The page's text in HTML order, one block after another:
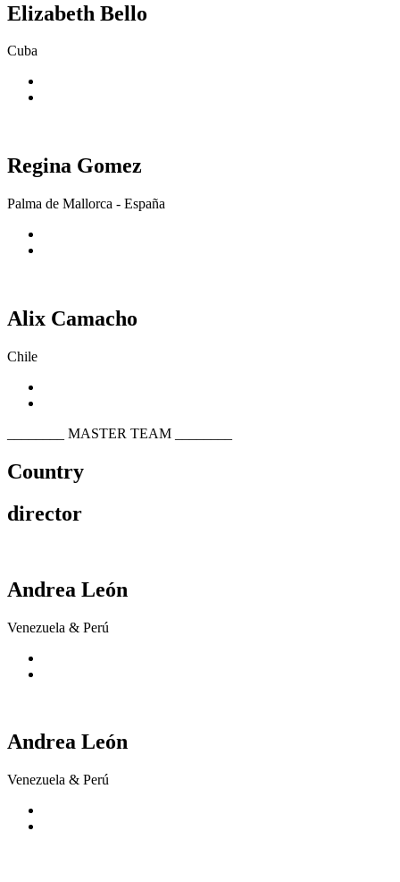
Elizabeth Bello
Cuba
Regina Gomez
Palma de Mallorca - España
Alix Camacho
Chile
MASTER TEAM
Country
director
Andrea León
Venezuela & Perú
Andrea León
Venezuela & Perú